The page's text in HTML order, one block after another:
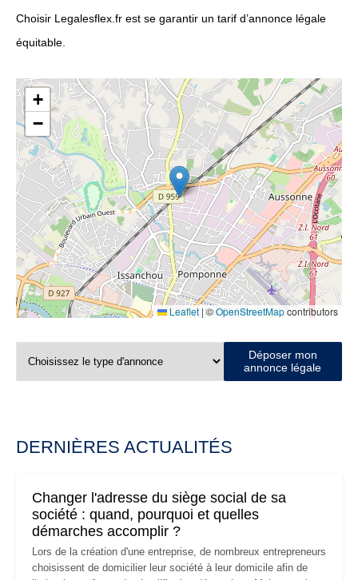
Choisir Legalesflex.fr est se garantir un tarif d’annonce légale
équitable.
+
−
Leaflet |©OpenStreetMapcontributors
Déposer mon
annonce légale
DERNIÈRES ACTUALITÉS
Changer l'adresse du siège social de sa
société : quand, pourquoi et quelles
démarches accomplir ?
Lors de la création d'une entreprise, de nombreux entrepreneurs
choisissent de domicilier leur société à leur domicile afin de